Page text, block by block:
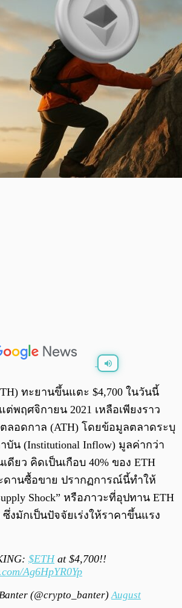
0:00/ 0:00
ทะยานขึ้นแตะ $4,700 ในวันนี้
พฤศจิกายน 2021 เหลือเพียงราว
ลอดกาล (ATH) โดยข้อมูลตลาดระบุ
บัน (Institutional Inflow) มูลค่ากว่า
ดียว คิดเป็นเกือบ 40% ของ ETH
านซื้อขาย ปรากฏการณ์นี้ทำให้
Shock” หรือภาวะที่อุปทาน ETH
งมักเป็นปัจจัยเร่งให้ราคาขึ้นแรง
$ETHat $4,700!!
Ag6HpYR0Yp
(@crypto_banter)August